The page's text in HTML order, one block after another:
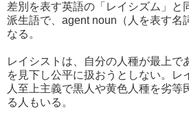
差別を表す英語の「レイシズム」と
派生語で、agent noun（人を表す名
なる。
レイシストは、自分の人種が最上で
を見下し公平に扱おうとしない。レ
人至上主義で黒人や黄色人種を劣等
る人もいる。